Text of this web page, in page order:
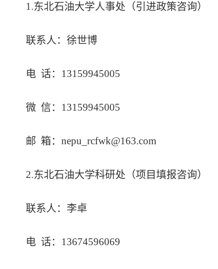
1.东北石油大学人事处（引进政策咨询）
联系人： 徐世博
电 话： 13159945005
微 信： 13159945005
邮 箱： nepu_rcfwk@163.com
2.东北石油大学科研处（项目填报咨询）
联系人：李卓
电 话： 13674596069